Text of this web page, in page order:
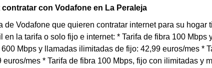
con Vodafone en La Peraleja
de Vodafone que quieren contratar internet para su hogar
la tarifa o solo fijo e internet: * Tarifa de fibra 100 Mbps
Mbps y llamadas ilimitadas de fijo: 42,99 euros/mes *
euros/mes * Tarifa de fibra 100 Mbps, fijo con ilimitadas y